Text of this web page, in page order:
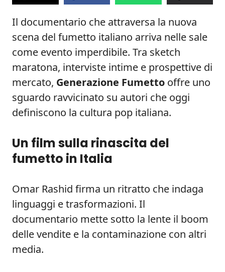
Il documentario che attraversa la nuova
scena del fumetto italiano arriva nelle sale
come evento imperdibile. Tra sketch
maratona, interviste intime e prospettive di
mercato, Generazione Fumetto offre uno
sguardo ravvicinato su autori che oggi
definiscono la cultura pop italiana.
Un film sulla rinascita del
fumetto in Italia
Omar Rashid firma un ritratto che indaga
linguaggi e trasformazioni. Il
documentario mette sotto la lente il boom
delle vendite e la contaminazione con altri
media.